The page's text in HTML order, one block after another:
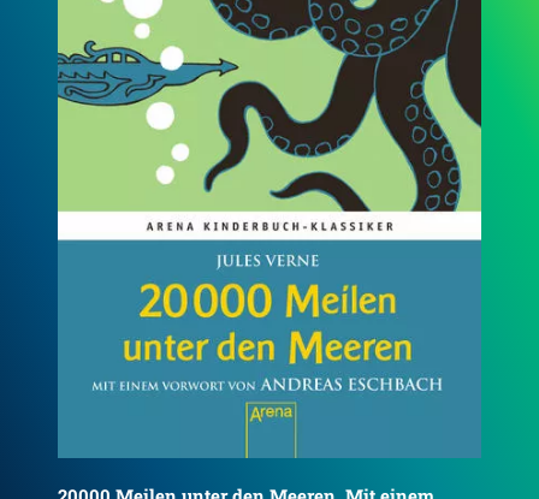
Around the Moon: Englisch Lektüre A2 - B2